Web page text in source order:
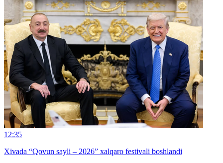
12:35
Xivada “Qovun sayli – 2026” xalqaro festivali boshlandi